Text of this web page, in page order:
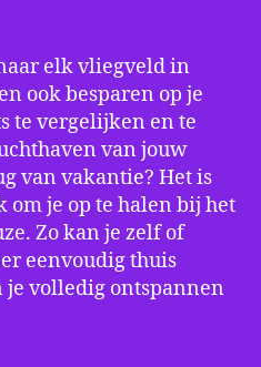
elk vliegveld in
ook besparen op je
te vergelijken en te
van jouw
van vakantie? Het is
je op te halen bij het
Zo kan je zelf of
eenvoudig thuis
volledig ontspannen